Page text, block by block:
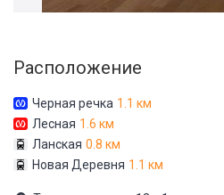
Расположение
Черная речка 1.1 км
Лесная 1.6 км
Ланская 0.8 км
Новая Деревня 1.1 км